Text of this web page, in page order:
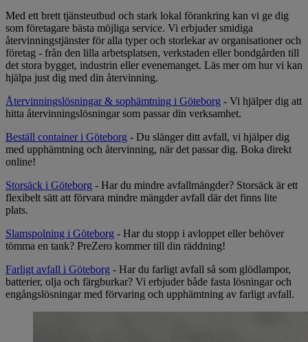
Med ett brett tjänsteutbud och stark lokal förankring kan vi ge dig
som företagare bästa möjliga service. Vi erbjuder smidiga
återvinningstjänster för alla typer och storlekar av organisationer och
företag - från den lilla arbetsplatsen, verkstaden eller bondgården till
det stora bygget, industrin eller evenemanget. Läs mer om hur vi kan
hjälpa just dig med din återvinning.
Återvinningslösningar & sophämtning i Göteborg - Vi hjälper dig att
hitta återvinningslösningar som passar din verksamhet.
Beställ container i Göteborg - Du slänger ditt avfall, vi hjälper dig
med upphämtning och återvinning, när det passar dig. Boka direkt
online!
Storsäck i Göteborg - Har du mindre avfallmängder? Storsäck är ett
flexibelt sätt att förvara mindre mängder avfall där det finns lite
plats.
Slamspolning i Göteborg - Har du stopp i avloppet eller behöver
tömma en tank? PreZero kommer till din räddning!
Farligt avfall i Göteborg - Har du farligt avfall så som glödlampor,
batterier, olja och färgburkar? Vi erbjuder både fasta lösningar och
engångslösningar med förvaring och upphämtning av farligt avfall.